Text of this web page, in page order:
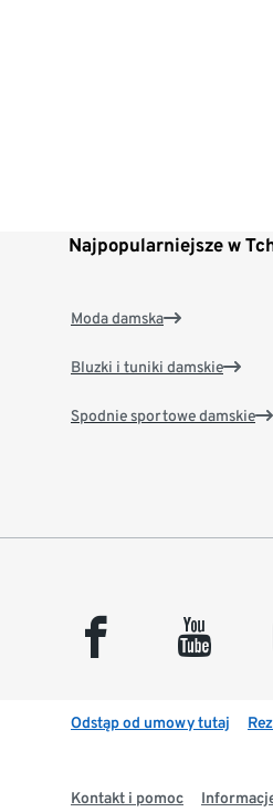
Najpopularniejsze w
Moda damska
Bluzki i tuniki damskie
Spodnie sportowe damskie
facebook youtube
Odstąp od umowy tutaj
Kontakt i pomoc